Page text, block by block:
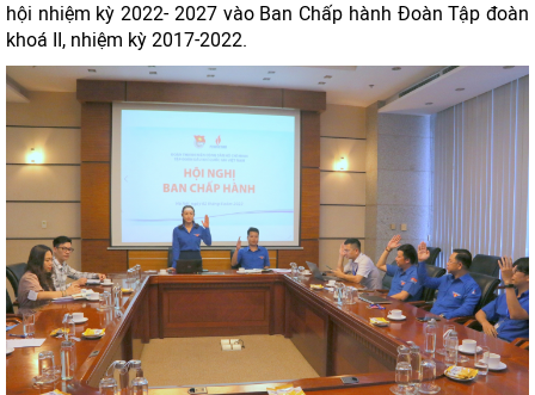
hội nhiệm kỳ 2022- 2027 vào Ban Chấp hành Đoàn Tập đoàn
khoá II, nhiệm kỳ 2017-2022.